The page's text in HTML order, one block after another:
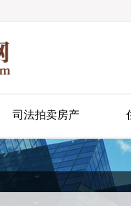
司法拍卖房产